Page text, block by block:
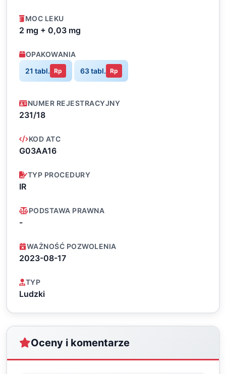
MOC LEKU
2 mg + 0,03 mg
OPAKOWANIA
21 tabl. Rp 63 tabl. Rp
NUMER REJESTRACYJNY
231/18
KOD ATC
G03AA16
TYP PROCEDURY
IR
PODSTAWA PRAWNA
-
WAŻNOŚĆ POZWOLENIA
2023-08-17
TYP
Ludzki
Oceny i komentarze